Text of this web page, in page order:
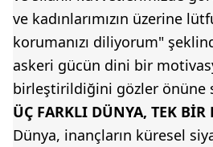
ve kadınlarımızın üzerine
korumanızı diliyorum"
askeri gücün dini bir
birleştirildiğini gözler önüne
ÜÇ FARKLI DÜNYA, TEK BİR
Dünya, inançların küresel